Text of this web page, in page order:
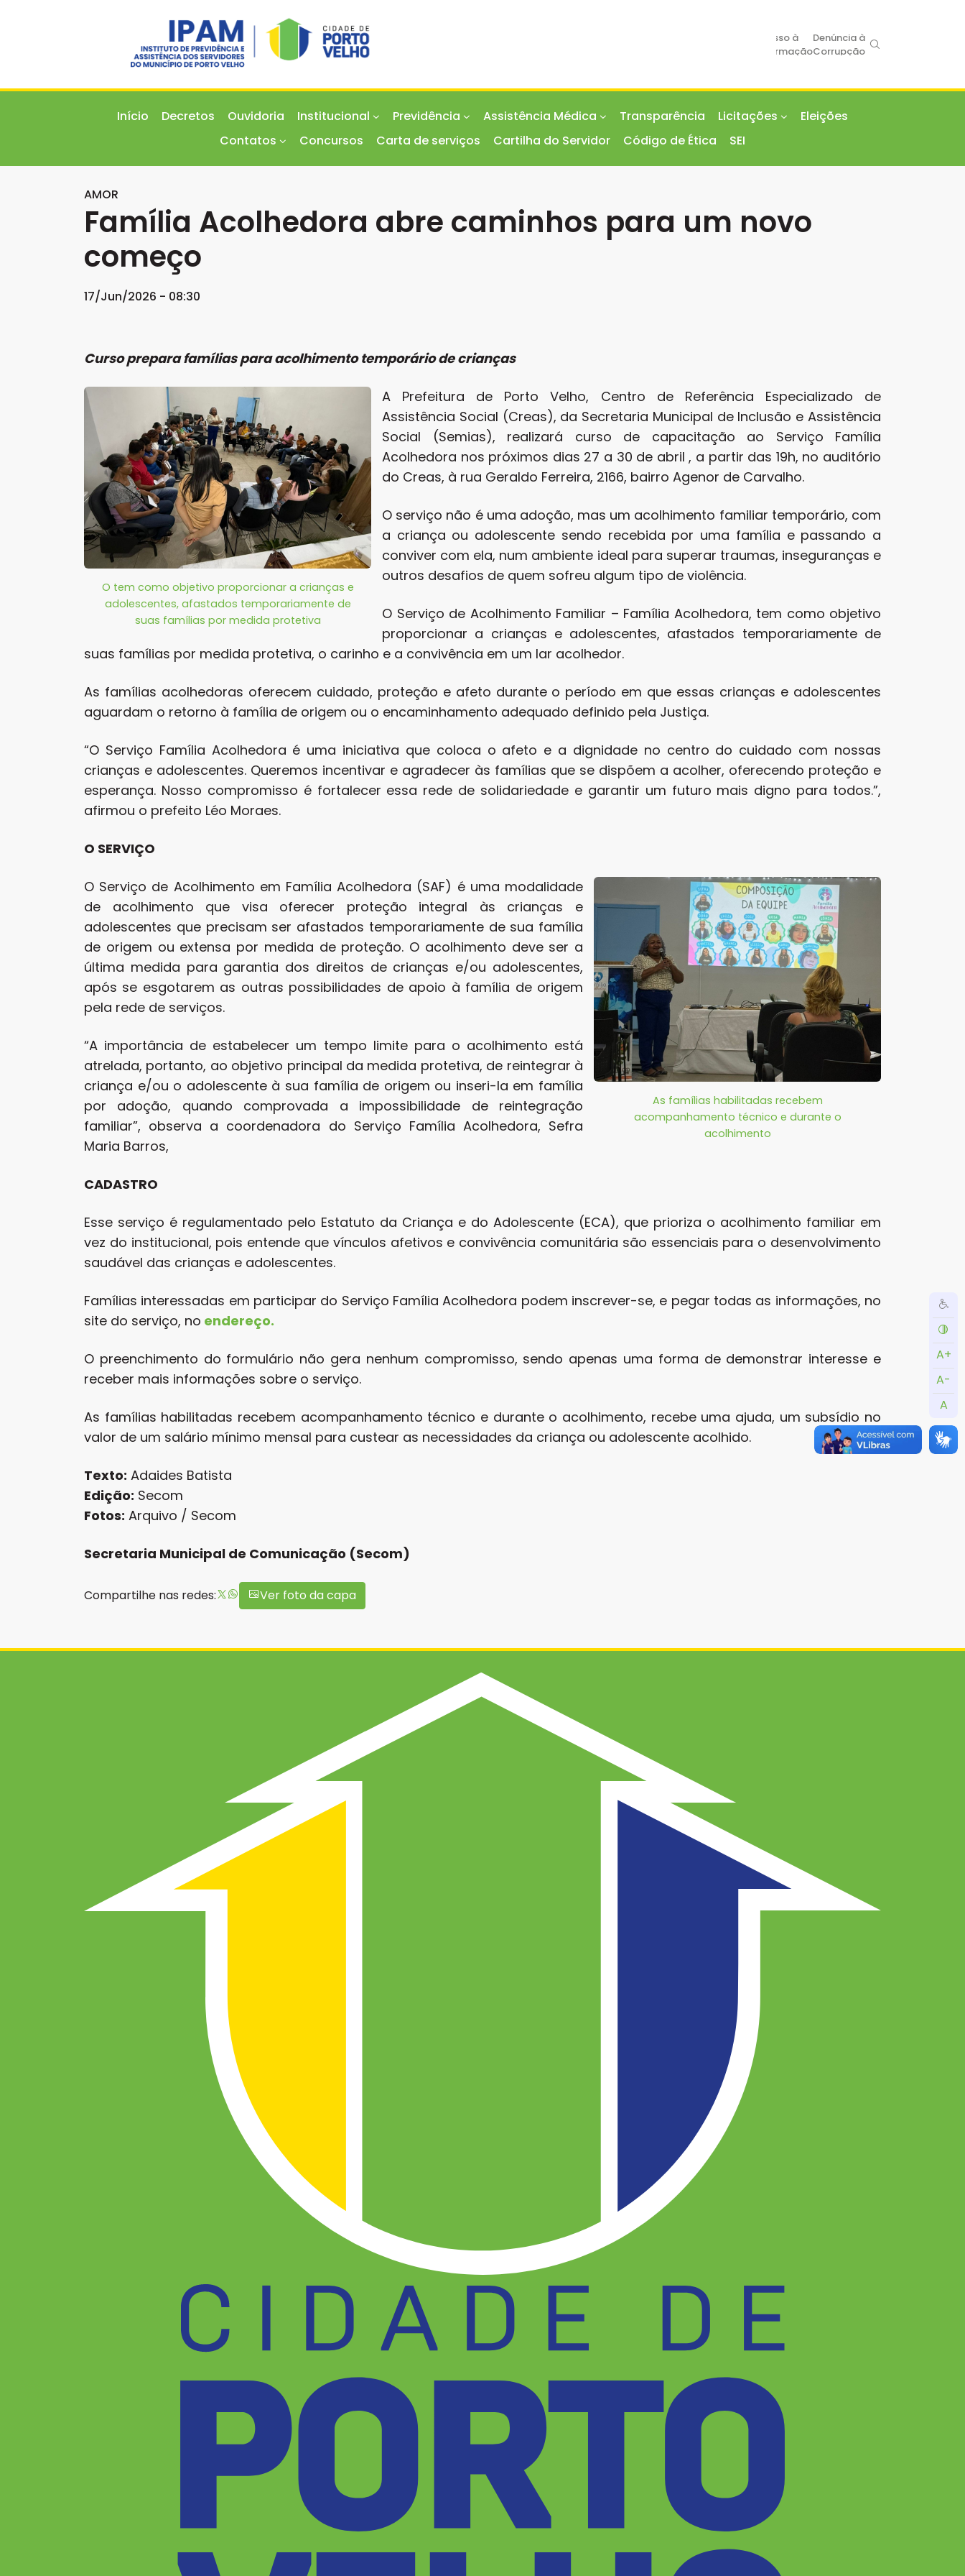
Acesso à
Informação
Denúncia à
Corrupção
Início Decretos Ouvidoria Institucional Previdência Assistência Médica Transparência Licitações
Eleições
Contatos
Concursos Carta de serviços Cartilha do Servidor Código de Ética SEI
AMOR
Família Acolhedora abre caminhos para um novo
começo
17/Jun/2026 - 08:30
Curso prepara famílias para acolhimento temporário de crianças
O tem como objetivo proporcionar a crianças e
adolescentes, afastados temporariamente de
suas famílias por medida protetiva
A Prefeitura de Porto Velho, Centro de Referência Especializado de
Assistência Social (Creas), da Secretaria Municipal de Inclusão e Assistência
Social (Semias), realizará curso de capacitação ao Serviço Família
Acolhedora nos próximos dias 27 a 30 de abril , a partir das 19h, no auditório
do Creas, à rua Geraldo Ferreira, 2166, bairro Agenor de Carvalho.
O serviço não é uma adoção, mas um acolhimento familiar temporário, com
a criança ou adolescente sendo recebida por uma família e passando a
conviver com ela, num ambiente ideal para superar traumas, inseguranças e
outros desafios de quem sofreu algum tipo de violência.
O Serviço de Acolhimento Familiar – Família Acolhedora, tem como objetivo
proporcionar a crianças e adolescentes, afastados temporariamente de
suas famílias por medida protetiva, o carinho e a convivência em um lar acolhedor.
As famílias acolhedoras oferecem cuidado, proteção e afeto durante o período em que essas crianças e adolescentes
aguardam o retorno à família de origem ou o encaminhamento adequado definido pela Justiça.
“O Serviço Família Acolhedora é uma iniciativa que coloca o afeto e a dignidade no centro do cuidado com nossas
crianças e adolescentes. Queremos incentivar e agradecer às famílias que se dispõem a acolher, oferecendo proteção e
esperança. Nosso compromisso é fortalecer essa rede de solidariedade e garantir um futuro mais digno para todos.”,
afirmou o prefeito Léo Moraes.
O SERVIÇO
As famílias habilitadas recebem
acompanhamento técnico e durante o
acolhimento
O Serviço de Acolhimento em Família Acolhedora (SAF) é uma modalidade
de acolhimento que visa oferecer proteção integral às crianças e
adolescentes que precisam ser afastados temporariamente de sua família
de origem ou extensa por medida de proteção. O acolhimento deve ser a
última medida para garantia dos direitos de crianças e/ou adolescentes,
após se esgotarem as outras possibilidades de apoio à família de origem
pela rede de serviços.
“A importância de estabelecer um tempo limite para o acolhimento está
atrelada, portanto, ao objetivo principal da medida protetiva, de reintegrar à
criança e/ou o adolescente à sua família de origem ou inseri-la em família
por adoção, quando comprovada a impossibilidade de reintegração
familiar”, observa a coordenadora do Serviço Família Acolhedora, Sefra
Maria Barros,
CADASTRO
Esse serviço é regulamentado pelo Estatuto da Criança e do Adolescente (ECA), que prioriza o acolhimento familiar em
vez do institucional, pois entende que vínculos afetivos e convivência comunitária são essenciais para o desenvolvimento
saudável das crianças e adolescentes.
Famílias interessadas em participar do Serviço Família Acolhedora podem inscrever-se, e pegar todas as informações, no
site do serviço, no endereço.
O preenchimento do formulário não gera nenhum compromisso, sendo apenas uma forma de demonstrar interesse e
receber mais informações sobre o serviço.
As famílias habilitadas recebem acompanhamento técnico e durante o acolhimento, recebe uma ajuda, um subsídio no
valor de um salário mínimo mensal para custear as necessidades da criança ou adolescente acolhido.
Texto: Adaides Batista
Edição: Secom
Fotos: Arquivo / Secom
Secretaria Municipal de Comunicação (Secom)
Compartilhe nas redes: Ver foto da capa
A+
A-
A